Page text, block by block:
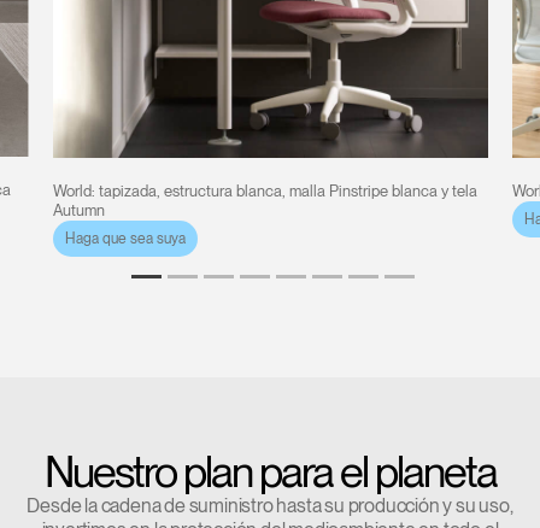
World: tapizada, estructura blanca, malla Pinstripe blanca y tela
Autumn
Haga que sea suya
Nuestro plan para el planeta
Desde la cadena de suministro hasta su producción y su uso,